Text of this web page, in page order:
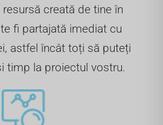
creată de tine în
fi partajată imediat cu
astfel încât toți să puteți
timp la proiectul vostru.